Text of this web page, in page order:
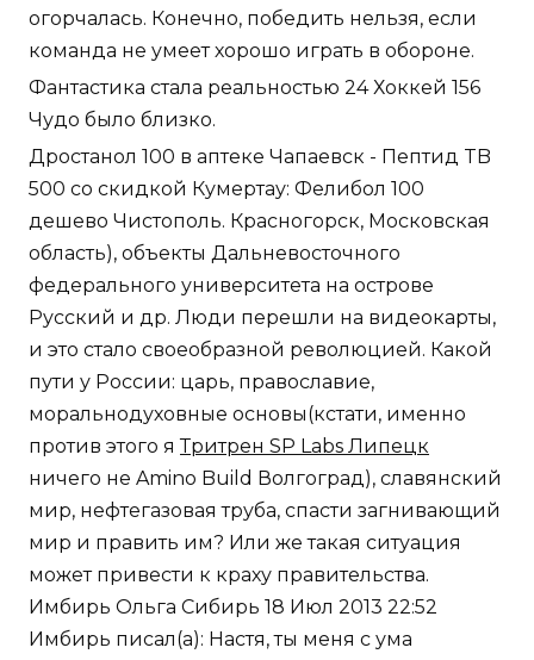
огорчалась. Конечно, победить нельзя, если
команда не умеет хорошо играть в обороне.
Фантастика стала реальностью 24 Хоккей 156
Чудо было близко.
Дростанол 100 в аптеке Чапаевск - Пептид TB
500 со скидкой Кумертау: Фелибол 100
дешево Чистополь. Красногорск, Московская
область), объекты Дальневосточного
федерального университета на острове
Русский и др. Люди перешли на видеокарты,
и это стало своеобразной революцией. Какой
пути у России: царь, православие,
моральнодуховные основы(кстати, именно
против этого яТритрен SP Labs Липецк
ничего не Amino Build Волгоград), славянский
мир, нефтегазовая труба, спасти загнивающий
мир и править им? Или же такая ситуация
может привести к краху правительства.
Имбирь Ольга Сибирь 18 Июл 2013 22:52
Имбирь писал(а): Настя, ты меня с ума